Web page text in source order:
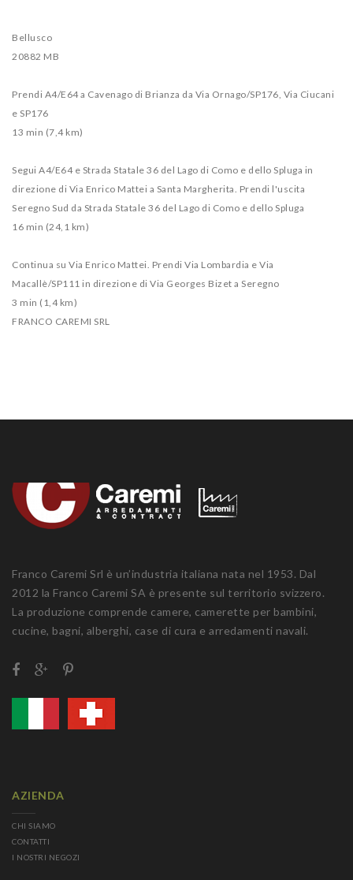
Bellusco
20882 MB
Prendi A4/E64 a Cavenago di Brianza da Via Ornago/SP176, Via Ciucani
e SP176
13 min (7,4 km)
Segui A4/E64 e Strada Statale 36 del Lago di Como e dello Spluga in
direzione di Via Enrico Mattei a Santa Margherita. Prendi l'uscita
Seregno Sud da Strada Statale 36 del Lago di Como e dello Spluga
16 min (24,1 km)
Continua su Via Enrico Mattei. Prendi Via Lombardia e Via
Macallè/SP111 in direzione di Via Georges Bizet a Seregno
3 min (1,4 km)
FRANCO CAREMI SRL
Franco Caremi Srl è un’industria italiana nata nel 1953. Dal
2012 la Franco Caremi SA è presente sul territorio svizzero.
La produzione comprende camere, camerette per bambini,
cucine, bagni, alberghi, case di cura e arredamenti navali.
AZIENDA
CHI SIAMO
CONTATTI
I NOSTRI NEGOZI